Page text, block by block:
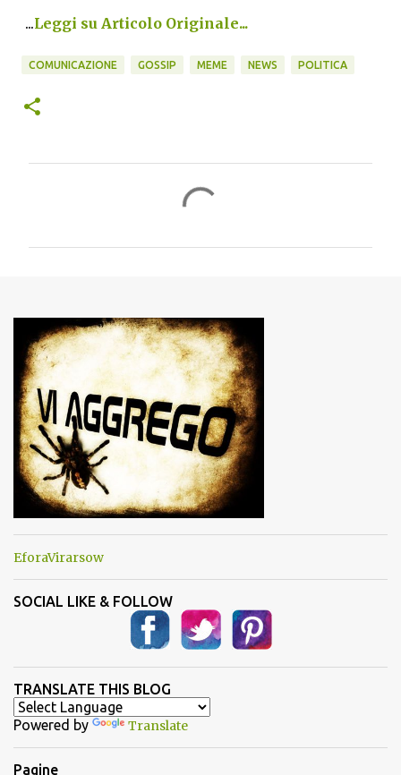
...Leggi su Articolo Originale...
COMUNICAZIONE GOSSIP MEME NEWS POLITICA
n
t
i
EforaVirarsow
SOCIAL LIKE & FOLLOW
TRANSLATE THIS BLOG
Powered by Translate
Pagine